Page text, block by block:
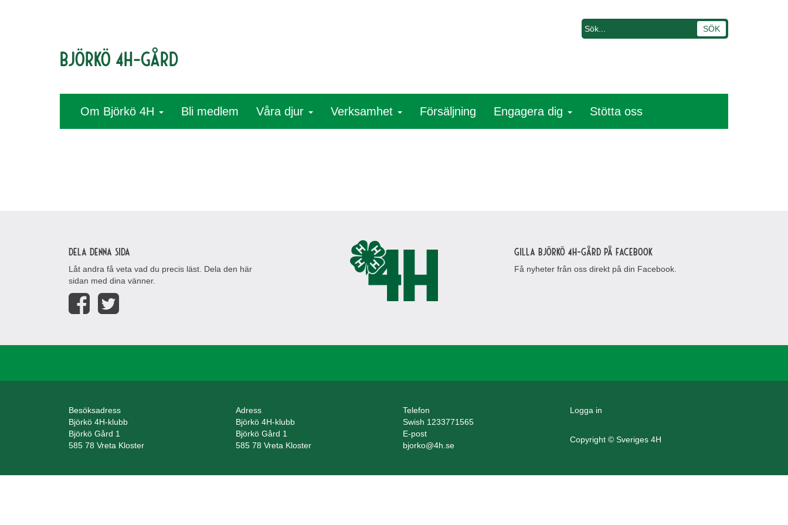
Björkö 4H-gård
Om Björkö 4H Bli medlem Våra djur Verksamhet Försäljning Engagera dig Stötta oss
Dela denna sida
Låt andra få veta vad du precis läst. Dela den här
sidan med dina vänner.
Gilla Björkö 4H-gård på Facebook
Få nyheter från oss direkt på din Facebook.
Besöksadress
Björkö 4H-klubb
Björkö Gård 1
585 78 Vreta Kloster
Adress
Björkö 4H-klubb
Björkö Gård 1
585 78 Vreta Kloster
Telefon
Swish 1233771565
E-post
bjorko@4h.se
Logga in
Copyright © Sveriges 4H